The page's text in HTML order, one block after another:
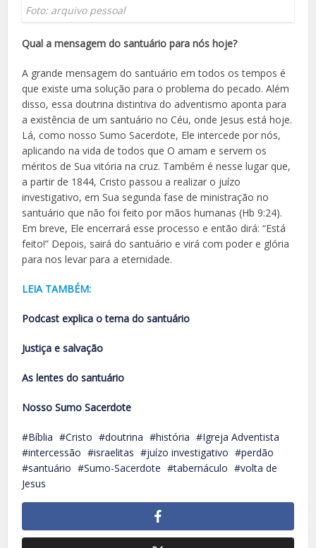
Foto: arquivo pessoal
Qual a mensagem do santuário para nós hoje?
A grande mensagem do santuário em todos os tempos é
que existe uma solução para o problema do pecado. Além
disso, essa doutrina distintiva do adventismo aponta para
a existência de um santuário no Céu, onde Jesus está hoje.
Lá, como nosso Sumo Sacerdote, Ele intercede por nós,
aplicando na vida de todos que O amam e servem os
méritos de Sua vitória na cruz. Também é nesse lugar que,
a partir de 1844, Cristo passou a realizar o juízo
investigativo, em Sua segunda fase de ministração no
santuário que não foi feito por mãos humanas (Hb 9:24).
Em breve, Ele encerrará esse processo e então dirá: “Está
feito!” Depois, sairá do santuário e virá com poder e glória
para nos levar para a eternidade.
LEIA TAMBÉM:
Podcast explica o tema do santuário
Justiça e salvação
As lentes do santuário
Nosso Sumo Sacerdote
Bíblia Cristo doutrina história
Igreja Adventista
intercessão
israelitas juízo investigativo
perdão
santuário
Sumo-Sacerdote tabernáculo
volta de
Jesus